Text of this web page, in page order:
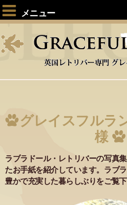
メニュー
グレイスフルラ
様
ラブラドール・レトリバーの写真
たお手紙を紹介しています。ラブ
豊かで充実した暮らしぶりをご覧下